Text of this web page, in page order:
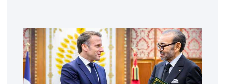
الافريقي والمغاربة المقيمين بالخارج، ناصر بوريطة، ونائب
رئيس جمهورية كولومبيا، خوسيه مانويل ريستريبو، بحضور
وزير العلاقات الخارجية عمر بولا إسكوبار. وبهذه المناسبة،
أكد السيد […]